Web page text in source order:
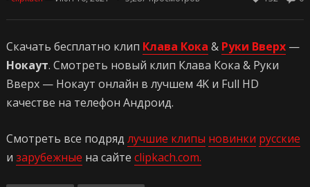
Скачать бесплатно клип Клава Кока & Руки Вверх—
Нокаут. Смотреть новый клип Клава Кока & Руки
Вверх — Нокаут онлайн в лучшем 4K и Full HD
качестве на телефон Андроид.
Смотреть все подряд лучшие клипы новинки русские
и зарубежные на сайте clipkach.com.